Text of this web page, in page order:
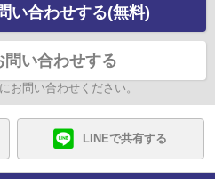
い合わせする(無料)
問い合わせする
お問い合わせください。
LINEで共有する